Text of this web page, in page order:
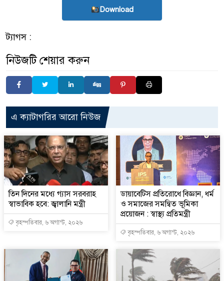
Download
ট্যাগস :
নিউজটি শেয়ার করুন
এ ক্যাটাগরির আরো নিউজ
তিন দিনের মধ্যে গ্যাস সরবরাহ
স্বাভাবিক হবে: জ্বালানি মন্ত্রী
বৃহস্পতিবার, ৬ অগাস্ট, ২০২৬
ডায়াবেটিস প্রতিরোধে বিজ্ঞান, ধর্ম
ও সমাজের সমন্বিত ভূমিকা
প্রয়োজন : স্বাস্থ্য প্রতিমন্ত্রী
বৃহস্পতিবার, ৬ অগাস্ট, ২০২৬